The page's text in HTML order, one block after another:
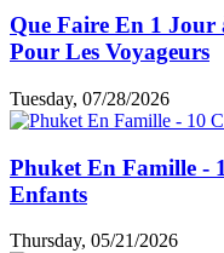
Que Faire En 1 Jour
Pour Les Voyageurs
Tuesday, 07/28/2026
Phuket En Famille -
Enfants
Thursday, 05/21/2026